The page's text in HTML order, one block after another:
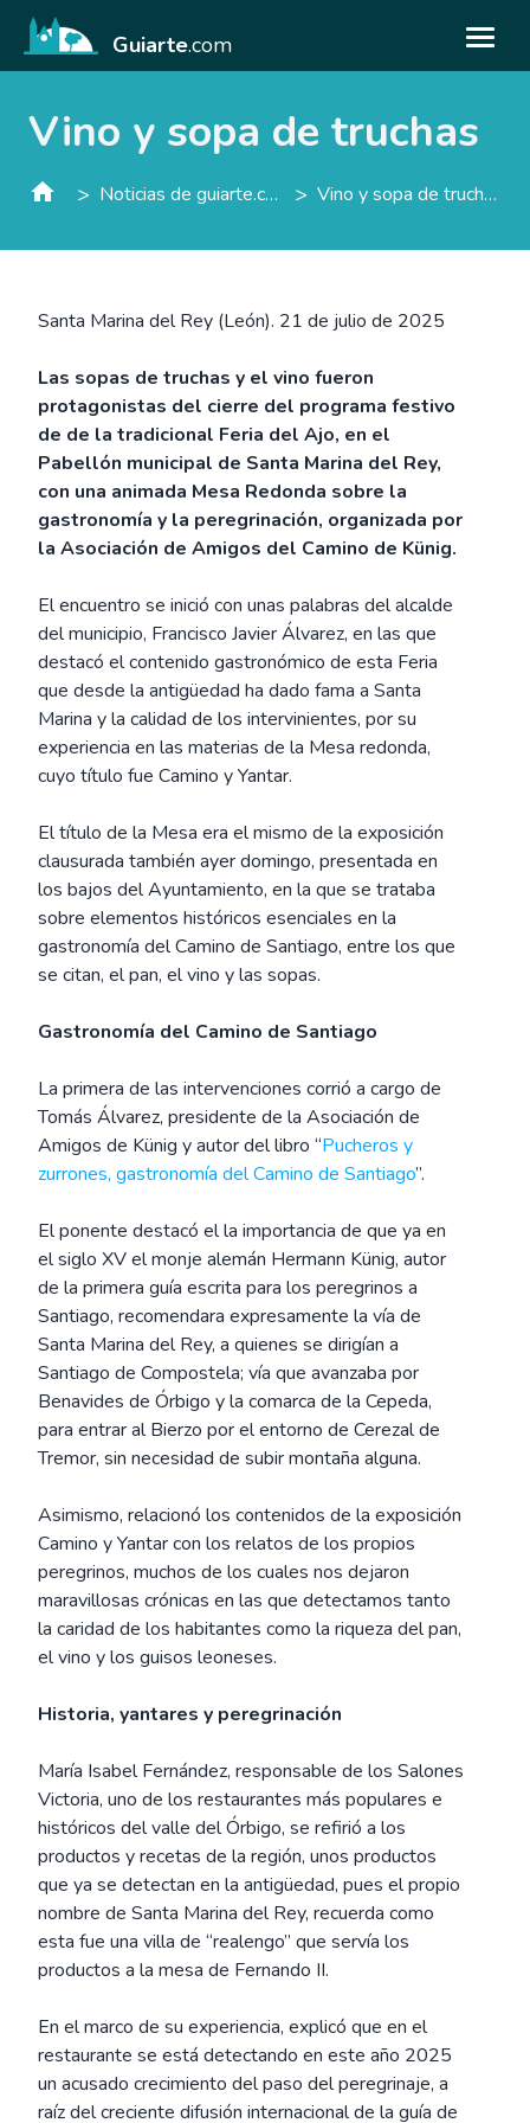
Guiarte.com
Vino y sopa de truchas
> Noticias de guiarte.con > Vino y sopa de truchas
Santa Marina del Rey (León). 21 de julio de 2025
Las sopas de truchas y el vino fueron
protagonistas del cierre del programa festivo
de de la tradicional Feria del Ajo, en el
Pabellón municipal de Santa Marina del Rey,
con una animada Mesa Redonda sobre la
gastronomía y la peregrinación, organizada por
la Asociación de Amigos del Camino de Künig.
El encuentro se inició con unas palabras del alcalde
del municipio, Francisco Javier Álvarez, en las que
destacó el contenido gastronómico de esta Feria
que desde la antigüedad ha dado fama a Santa
Marina y la calidad de los intervinientes, por su
experiencia en las materias de la Mesa redonda,
cuyo título fue Camino y Yantar.
El título de la Mesa era el mismo de la exposición
clausurada también ayer domingo, presentada en
los bajos del Ayuntamiento, en la que se trataba
sobre elementos históricos esenciales en la
gastronomía del Camino de Santiago, entre los que
se citan, el pan, el vino y las sopas.
Gastronomía del Camino de Santiago
La primera de las intervenciones corrió a cargo de
Tomás Álvarez, presidente de la Asociación de
Amigos de Künig y autor del libro “Pucheros y
zurrones, gastronomía del Camino de Santiago”.
El ponente destacó el la importancia de que ya en
el siglo XV el monje alemán Hermann Künig, autor
de la primera guía escrita para los peregrinos a
Santiago, recomendara expresamente la vía de
Santa Marina del Rey, a quienes se dirigían a
Santiago de Compostela; vía que avanzaba por
Benavides de Órbigo y la comarca de la Cepeda,
para entrar al Bierzo por el entorno de Cerezal de
Tremor, sin necesidad de subir montaña alguna.
Asimismo, relacionó los contenidos de la exposición
Camino y Yantar con los relatos de los propios
peregrinos, muchos de los cuales nos dejaron
maravillosas crónicas en las que detectamos tanto
la caridad de los habitantes como la riqueza del pan,
el vino y los guisos leoneses.
Historia, yantares y peregrinación
María Isabel Fernández, responsable de los Salones
Victoria, uno de los restaurantes más populares e
históricos del valle del Órbigo, se refirió a los
productos y recetas de la región, unos productos
que ya se detectan en la antigüedad, pues el propio
nombre de Santa Marina del Rey, recuerda como
esta fue una villa de “realengo” que servía los
productos a la mesa de Fernando II.
En el marco de su experiencia, explicó que en el
restaurante se está detectando en este año 2025
un acusado crecimiento del paso del peregrinaje, a
raíz del creciente difusión internacional de la guía de